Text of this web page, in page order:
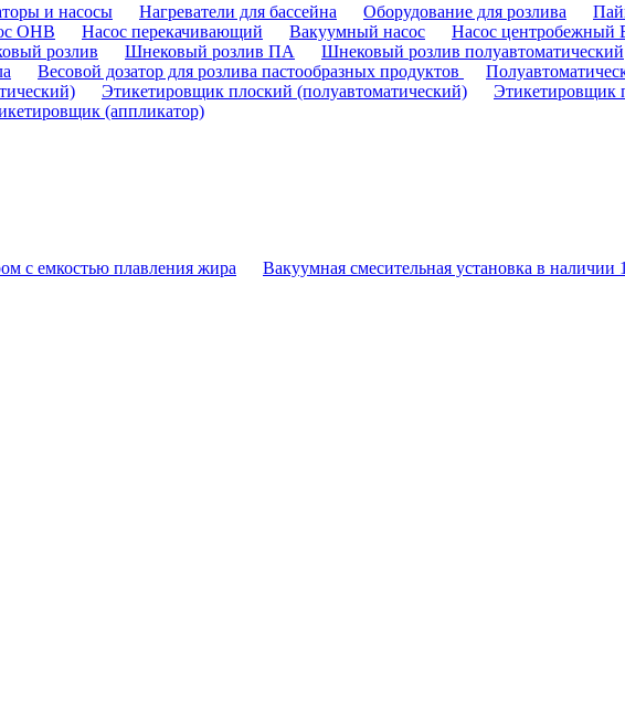
и насосы Нагреватели для бассейна Оборудование для розлива
ОНВ Насос перекачивающий Вакуумный насос Насос центробежный
розлив Шнековый розлив ПА Шнековый розлив полуавтоматический
Весовой дозатор для розлива пастообразных продуктов
Этикетировщик плоский (полуавтоматический) Этикетировщик
(аппликатор)
с емкостью плавления жира Вакуумная смесительная установка в наличии